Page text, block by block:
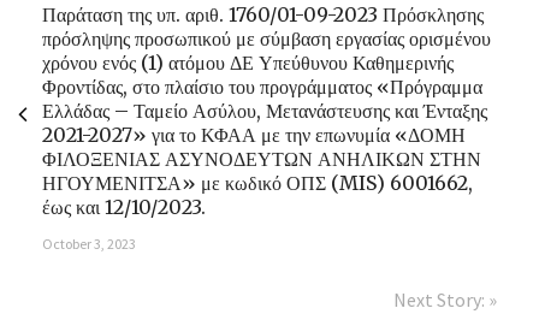
Παράταση της υπ. αριθ. 1760/01-09-2023 Πρόσκλησης
πρόσληψης προσωπικού με σύμβαση εργασίας ορισμένου
χρόνου ενός (1) ατόμου ΔΕ Υπεύθυνου Καθημερινής
Φροντίδας, στο πλαίσιο του προγράμματος «Πρόγραμμα
Ελλάδας – Ταμείο Ασύλου, Μετανάστευσης και Ένταξης
2021-2027» για το ΚΦΑΑ με την επωνυμία «ΔΟΜΗ
ΦΙΛΟΞΕΝΙΑΣ ΑΣΥΝΟΔΕΥΤΩΝ ΑΝΗΛΙΚΩΝ ΣΤΗΝ
ΗΓΟΥΜΕΝΙΤΣΑ» με κωδικό ΟΠΣ (MIS) 6001662,
έως και 12/10/2023.
October 3, 2023
Next Story: »